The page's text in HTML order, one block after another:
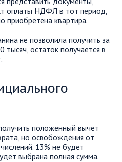
оплаты НДФЛ в тот период,
приобретена квартира.
не позволила получить за
остаток получается в
положенный вычет
но освобождения от
13% не будет
выбрана полная сумма.